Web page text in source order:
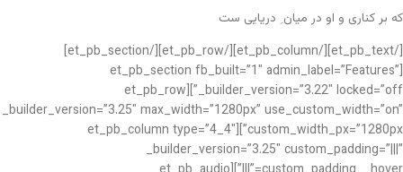
که بر کناری و او در میان ِ دریایی ست
[/et_pb_text][/et_pb_column][/et_pb_row][/et_pb_section]
[et_pb_section fb_built=”1″ admin_label=”Features”
_builder_version=”3.22″ locked=”off”][et_pb_row
_builder_version=”3.25″ max_width=”1280px” use_custom_width=”on”
custom_width_px=”1280px”][et_pb_column type=”4_4″
_builder_version=”3.25″ custom_padding=”|||”